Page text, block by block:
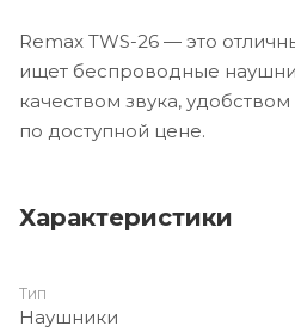
Remax TWS-26 — это
ищет беспроводные
качеством звука,
по доступной цене.
Характеристики
Тип
Наушники